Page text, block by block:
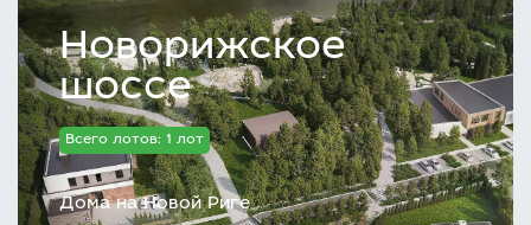
Новорижское
шоссе
Всего лотов: 1 лот
Дома на Новой Риге